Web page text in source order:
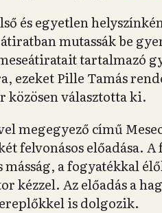
és egyetlen
mutassák be
tartalmazó
ezeket Pille Tamás
közösen választotta ki.
megegyező című
felvonásos előadása.
másság, a fogyatékkal
kézzel. Az előadás a
is dolgozik.